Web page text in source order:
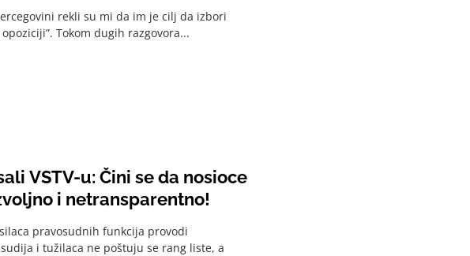
rekli su mi da im je cilj da izbori
Tokom dugih razgovora...
VSTV-u: Čini se da nosioce
i netransparentno!
pravosudnih funkcija provodi
i tužilaca ne poštuju se rang liste, a